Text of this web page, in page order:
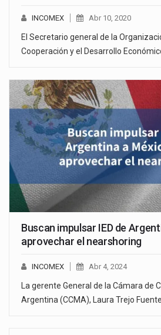
INCOMEX Abr 10, 2020
El Secretario general de la
Cooperación y el Desarrollo
Buscan impulsar IED de
aprovechar el nearshoring
INCOMEX Abr 4, 2024
La gerente General de la Cámara de
Argentina (CCMA), Laura Trejo